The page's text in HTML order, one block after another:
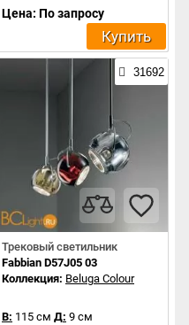
Цена: По запросу
Купить
31692
Трековый светильник
Fabbian D57J05 03
Коллекция: Beluga Colour
В: 115 см Д: 9 см